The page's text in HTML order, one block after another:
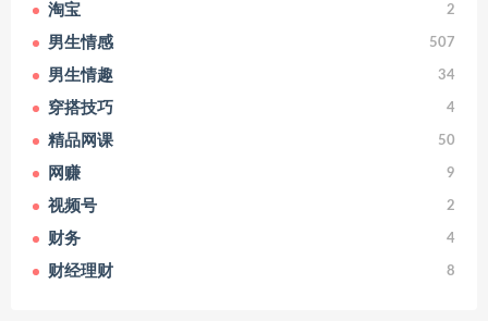
淘宝 2
男生情感 507
男生情趣 34
穿搭技巧 4
精品网课 50
网赚 9
视频号 2
财务 4
财经理财 8